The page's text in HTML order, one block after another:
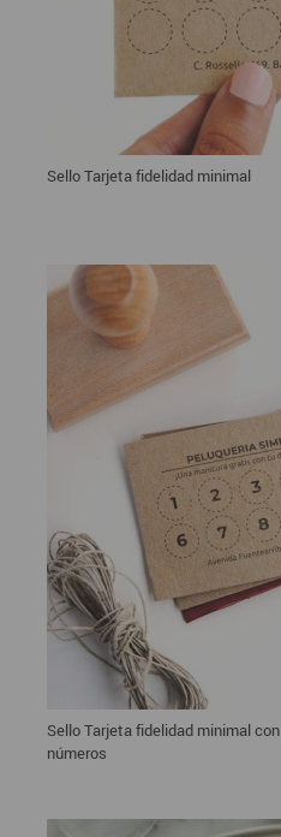
Sello Tarjeta fidelidad minimal
Sello Tarjeta fidelidad minimal con
números